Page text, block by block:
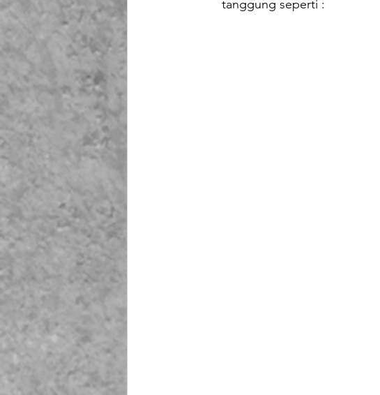
tanggung seperti :